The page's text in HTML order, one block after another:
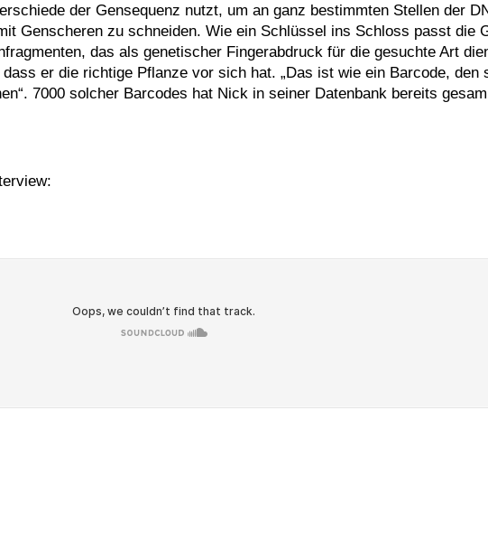
der Gensequenz nutzt, um an ganz bestimmten Stellen der
Genscheren zu schneiden. Wie ein Schlüssel ins Schloss passt die
das als genetischer Fingerabdruck für die gesuchte Art
er die richtige Pflanze vor sich hat. „Das ist wie ein Barcode, den
7000 solcher Barcodes hat Nick in seiner Datenbank bereits